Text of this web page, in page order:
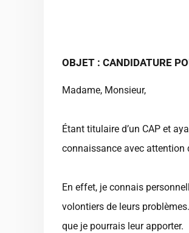
OBJET : CANDIDATURE
Madame, Monsieur,
Étant titulaire d’un CAP et
connaissance avec attention
En effet, je connais
volontiers de leurs
que je pourrais leur apporter.